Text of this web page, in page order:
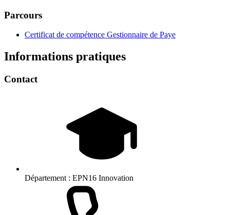
Parcours
Certificat de compétence Gestionnaire de Paye
Informations pratiques
Contact
Département : EPN16 Innovation